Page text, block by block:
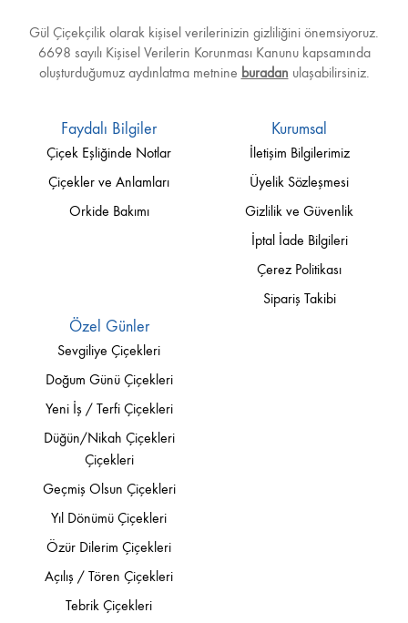
Gül Çiçekçilik olarak kişisel verilerinizin gizliliğini önemsiyoruz.
6698 sayılı Kişisel Verilerin Korunması Kanunu kapsamında
oluşturduğumuz aydınlatma metnine buradan ulaşabilirsiniz.
Faydalı Bilgiler
Çiçek Eşliğinde Notlar
Çiçekler ve Anlamları
Orkide Bakımı
Kurumsal
İletişim Bilgilerimiz
Üyelik Sözleşmesi
Gizlilik ve Güvenlik
İptal İade Bilgileri
Çerez Politikası
Sipariş Takibi
Özel Günler
Sevgiliye Çiçekleri
Doğum Günü Çiçekleri
Yeni İş / Terfi Çiçekleri
Düğün/Nikah Çiçekleri
Çiçekleri
Geçmiş Olsun Çiçekleri
Yıl Dönümü Çiçekleri
Özür Dilerim Çiçekleri
Açılış / Tören Çiçekleri
Tebrik Çiçekleri